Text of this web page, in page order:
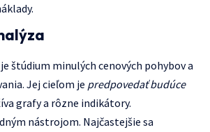
štúdium minulých cenových pohybov a
Jej cieľom je predpovedať budúce
grafy a rôzne indikátory.
nástrojom. Najčastejšie sa